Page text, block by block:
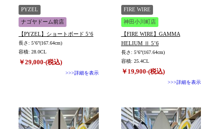
PYZEL
ナゴヤドーム前店
【PYZEL】ショートボード 5‘6
長さ: 5’6”(167.64cm)
容積: 28.0CL
￥29,000-(税込)
>>>詳細を表示
FIRE WIRE
神田小川町店
【FIRE WIRE】GAMMA
HELIUM Ⅱ 5’6
長さ: 5’6”(167.64cm)
容積: 25.4CL
￥19,900-(税込)
>>>詳細を表示